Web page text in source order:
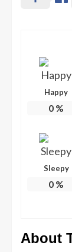
Happy
0 %
Sleepy
0 %
About